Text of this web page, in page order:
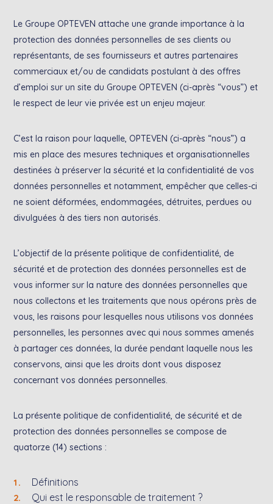
Le Groupe OPTEVEN attache une grande importance à la
protection des données personnelles de ses clients ou
représentants, de ses fournisseurs et autres partenaires
commerciaux et/ou de candidats postulant à des offres
d’emploi sur un site du Groupe OPTEVEN (ci-après “vous”) et
le respect de leur vie privée est un enjeu majeur.
C’est la raison pour laquelle, OPTEVEN (ci-après “nous”) a
mis en place des mesures techniques et organisationnelles
destinées à préserver la sécurité et la confidentialité de vos
données personnelles et notamment, empêcher que celles-ci
ne soient déformées, endommagées, détruites, perdues ou
divulguées à des tiers non autorisés.
L’objectif de la présente politique de confidentialité, de
sécurité et de protection des données personnelles est de
vous informer sur la nature des données personnelles que
nous collectons et les traitements que nous opérons près de
vous, les raisons pour lesquelles nous utilisons vos données
personnelles, les personnes avec qui nous sommes amenés
à partager ces données, la durée pendant laquelle nous les
conservons, ainsi que les droits dont vous disposez
concernant vos données personnelles.
La présente politique de confidentialité, de sécurité et de
protection des données personnelles se compose de
quatorze (14) sections :
Définitions
Qui est le responsable de traitement ?